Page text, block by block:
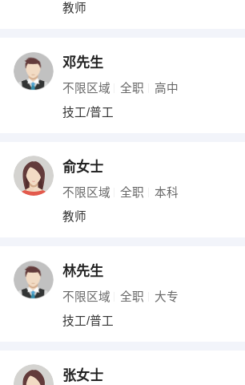
教师
邓先生
不限区域 全职 高中
技工/普工
俞女士
不限区域 全职 本科
教师
林先生
不限区域 全职 大专
技工/普工
张女士